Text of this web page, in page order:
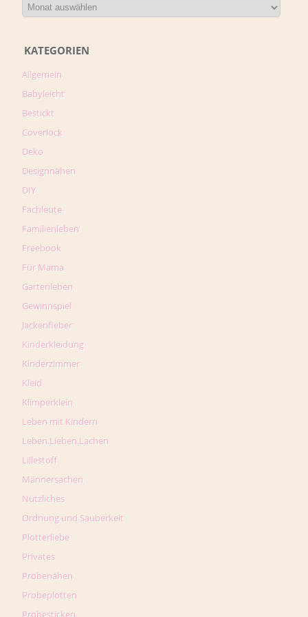
KATEGORIEN
Allgemein
Babyleicht
Bestickt
Coverlock
Deko
Designnähen
DIY
Fachleute
Familienleben
Freebook
Für Mama
Gartenleben
Gewinnspiel
Jackenfieber
Kinderkleidung
Kinderzimmer
Kleid
Klimperklein
Leben mit Kindern
Leben.Lieben.Lachen
Lillestoff
Männersachen
Nützliches
Ordnung und Sauberkeit
Plotterliebe
Privates
Probenähen
Probeplotten
Probesticken